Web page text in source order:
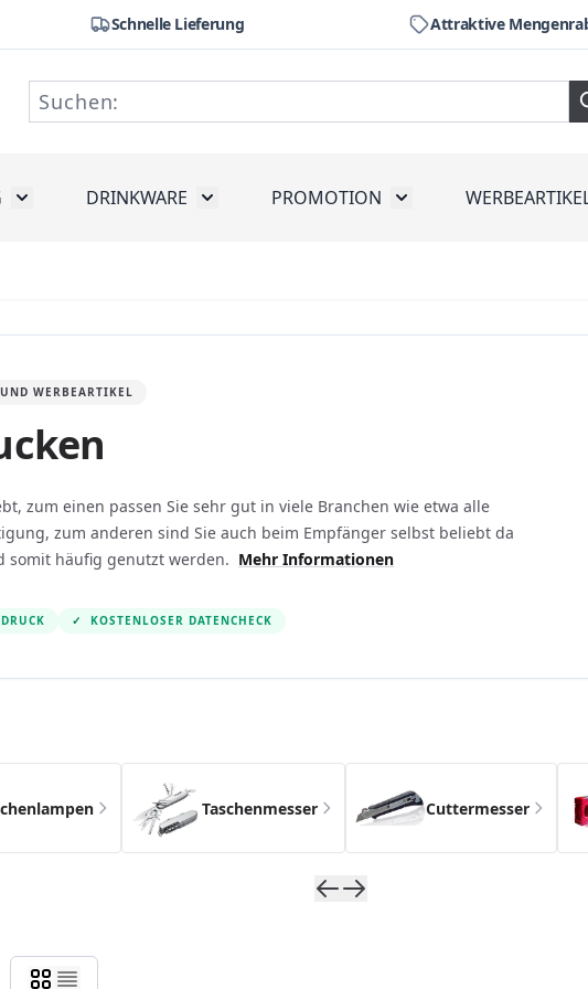
Schnelle Lieferung Attraktive
Schreibgeräte
Toggle submenu for Werkzeug
DRINKWARE Toggle submenu for Drinkware
PROMOTION Toggle submenu for
WERBEARTIKEL
zum einen passen Sie sehr gut in viele Branchen wie etwa alle
zum anderen sind Sie auch beim Empfänger selbst beliebt da
somit häufig genutzt werden. Mehr Informationen
✓ KOSTENLOSER DATENCHECK
carousel is possible using the tab key. You can skip the carousel
Taschenmesser Cuttermesser